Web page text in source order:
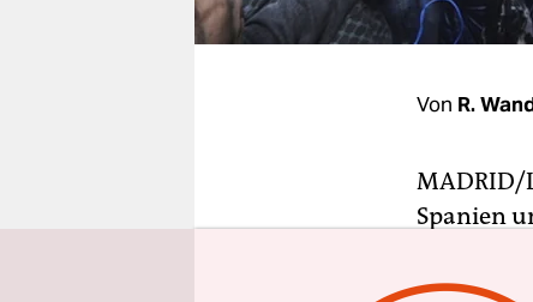
abo
Von R.
MADRID/
Spanien
Ländern